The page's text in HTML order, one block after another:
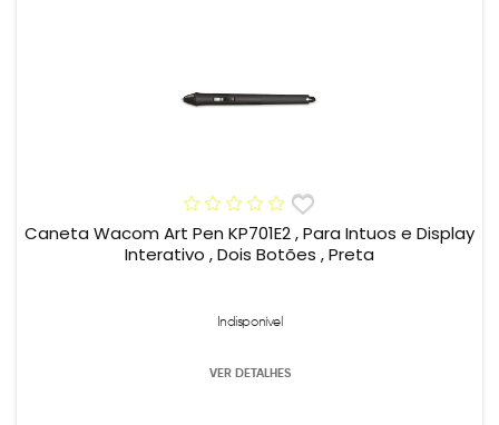
Caneta Wacom Art Pen KP701E2 , Para Intuos e Display
Interativo , Dois Botões , Preta
Indisponível
VER DETALHES